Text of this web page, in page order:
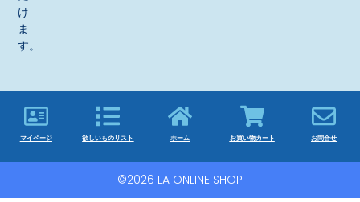
け
ま
す。
マイページ 欲しいものリスト ホーム お買い物カート お問合せ
©2026 LA ONLINE SHOP